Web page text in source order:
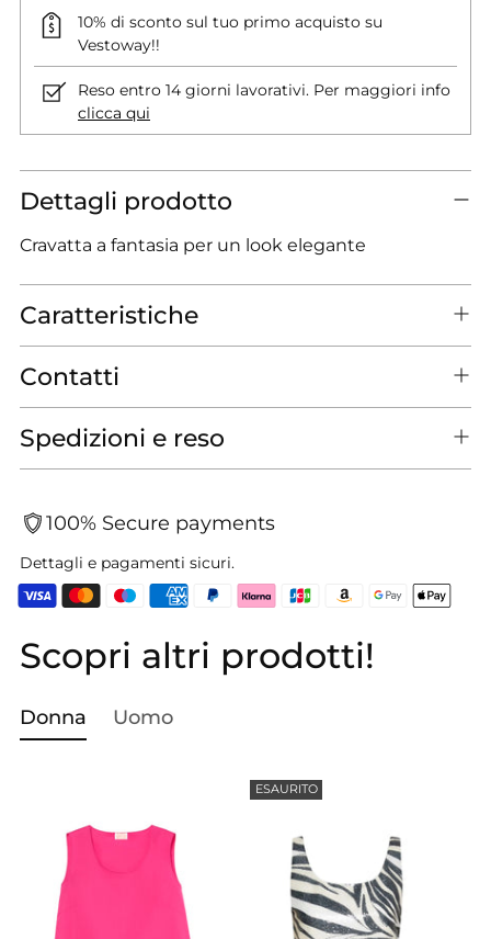
10% di sconto sul tuo primo acquisto su
Vestoway!!
Reso entro 14 giorni lavorativi. Per maggiori info
clicca qui
Dettagli prodotto
Cravatta a fantasia per un look elegante
Caratteristiche
Contatti
Spedizioni e reso
100% Secure payments
Dettagli e pagamenti sicuri.
Aggiungere
un
al
Scopri altri prodotti!
Donna Uomo
ESAURITO